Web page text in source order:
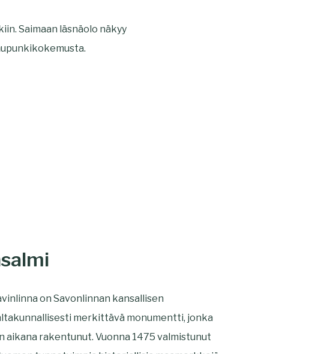
Saimaan läsnäolo näkyy
on Savonlinnan kansallisen
merkittävä monumentti, jonka
rakentunut. Vuonna 1475 valmistunut